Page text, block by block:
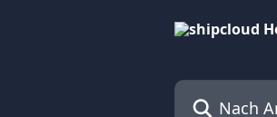
Nach Artikeln